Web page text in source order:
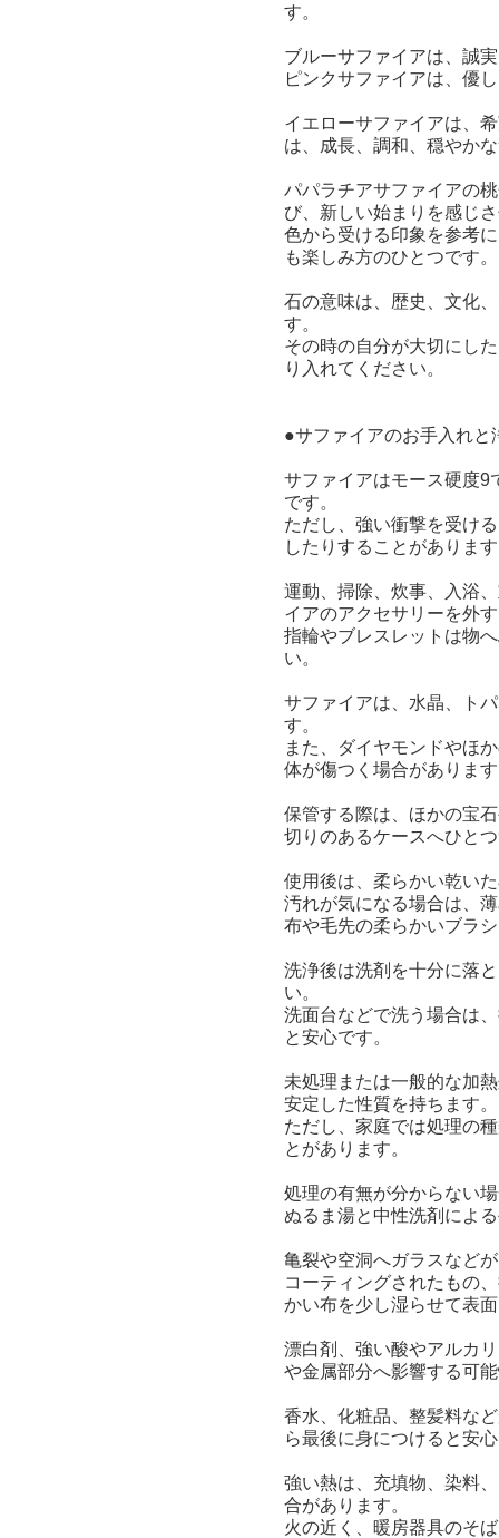
す。
ブルーサファイアは、誠
ピンクサファイアは、優
イエローサファイアは、
は、成長、調和、穏やか
パパラチアサファイアの
び、新しい始まりを感じ
色から受ける印象を参考
も楽しみ方のひとつです。
石の意味は、歴史、文化
す。
その時の自分が大切にし
り入れてください。
●サファイアのお手入れと
サファイアはモース硬度9
です。
ただし、強い衝撃を受け
したりすることがありま
運動、掃除、炊事、入浴
イアのアクセサリーを外
指輪やブレスレットは物
い。
サファイアは、水晶、ト
す。
また、ダイヤモンドやほ
体が傷つく場合がありま
保管する際は、ほかの宝
切りのあるケースへひと
使用後は、柔らかい乾い
汚れが気になる場合は、
布や毛先の柔らかいブラ
洗浄後は洗剤を十分に落
い。
洗面台などで洗う場合は
と安心です。
未処理または一般的な加
安定した性質を持ちます。
ただし、家庭では処理の
とがあります。
処理の有無が分からない
ぬるま湯と中性洗剤によ
亀裂や空洞へガラスなど
コーティングされたもの
かい布を少し湿らせて表
漂白剤、強い酸やアルカ
や金属部分へ影響する可
香水、化粧品、整髪料な
ら最後に身につけると安
強い熱は、充填物、染料
合があります。
火の近く、暖房器具のそ